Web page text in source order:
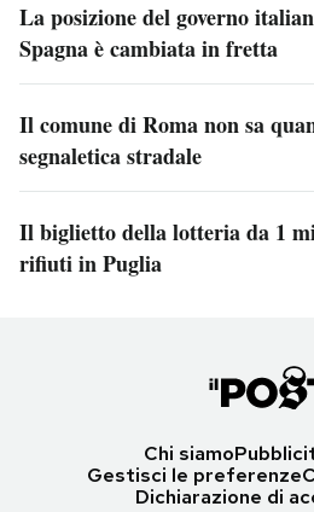
La posizione del governo
Spagna è cambiata in fretta
Il comune di Roma non sa
segnaletica stradale
Il biglietto della lotteria da 1
rifiuti in Puglia
Chi siamo
Gestisci le preferenze
Dichiarazione di